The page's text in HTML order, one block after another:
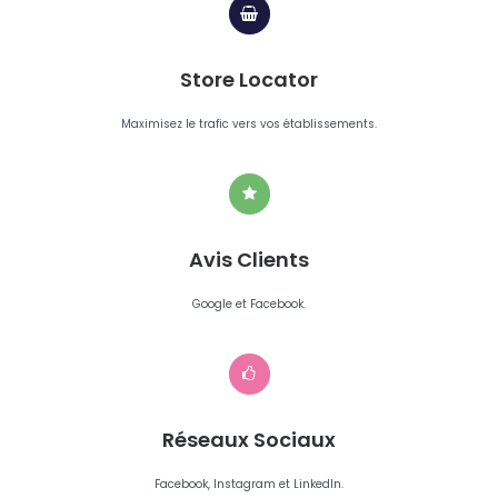
Store Locator
Maximisez le trafic vers vos établissements.
Avis Clients
Google et Facebook.
Réseaux Sociaux
Facebook, Instagram et LinkedIn.